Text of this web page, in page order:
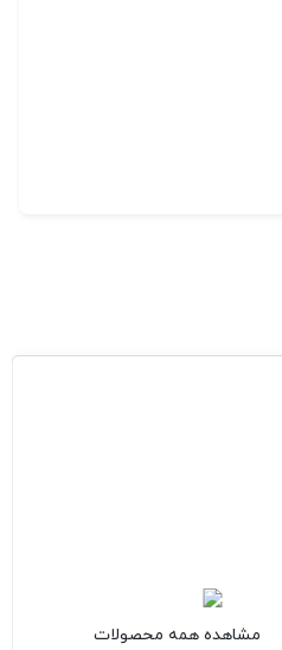
مشاهده همه محصولات